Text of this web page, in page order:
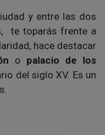
y entre las dos
te toparás frente a
hace destacar
o palacio de los
del siglo XV. Es un